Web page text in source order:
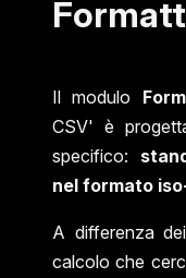
Il modulo
CSV' è
specifico:
nel formato
A differenza
calcolo che